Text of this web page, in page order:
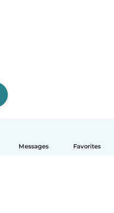
Messages Favorites